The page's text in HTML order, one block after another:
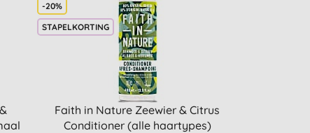
-20%
STAPELKORTING
Faith in Nature Zeewier & Citrus
Conditioner (alle haartypes)